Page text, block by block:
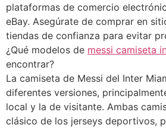
plataformas de comercio
eBay. Asegúrate de comprar en
tiendas de confianza para evitar
¿Qué modelos de messi camiseta
encontrar?
La camiseta de Messi del Inter
diferentes versiones,
local y la de visitante. Ambas
clásico de los jerseys deportivos,